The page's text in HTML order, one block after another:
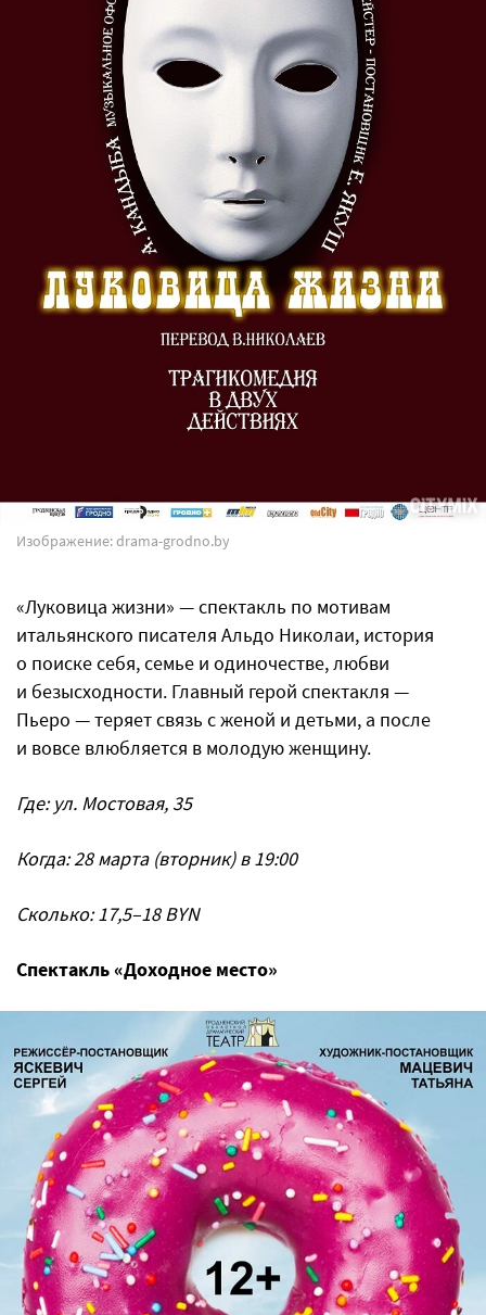
Изображение: drama-grodno.by
«Луковица жизни» — спектакль по мотивам
итальянского писателя Альдо Николаи, история
о поиске себя, семье и одиночестве, любви
и безысходности. Главный герой спектакля —
Пьеро — теряет связь с женой и детьми, а после
и вовсе влюбляется в молодую женщину.
Где: ул. Мостовая, 35
Когда: 28 марта (вторник) в 19:00
Сколько: 17,5–18 BYN
Спектакль «Доходное место»